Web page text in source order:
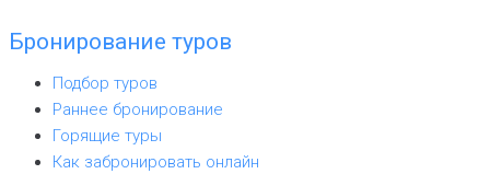
Бронирование туров
Подбор туров
Раннее бронирование
Горящие туры
Как забронировать онлайн